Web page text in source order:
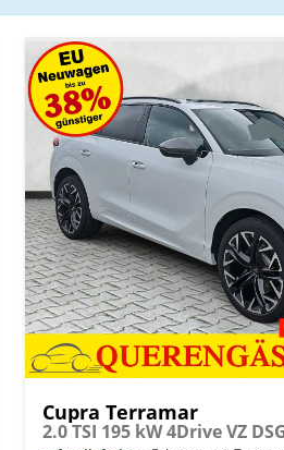
Cupra Terramar
2.0 TSI 195 kW 4Drive VZ